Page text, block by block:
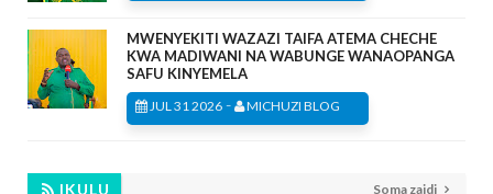
MWENYEKITI WAZAZI TAIFA ATEMA CHECHE
KWA MADIWANI NA WABUNGE WANAOPANGA
SAFU KINYEMELA
JUL 31 2026 - MICHUZI BLOG
IKULU Soma zaidi